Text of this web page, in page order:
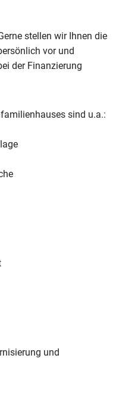
stellen wir Ihnen die
vor und
der Finanzierung
sind u.a.:
und